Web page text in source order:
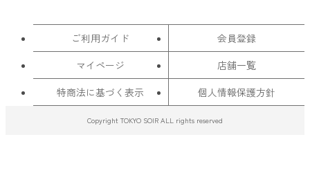
ご利用ガイド
会員登録
マイページ
店舗一覧
特商法に基づく表示
個人情報保護方針
Copyright TOKYO SOIR ALL rights reserved